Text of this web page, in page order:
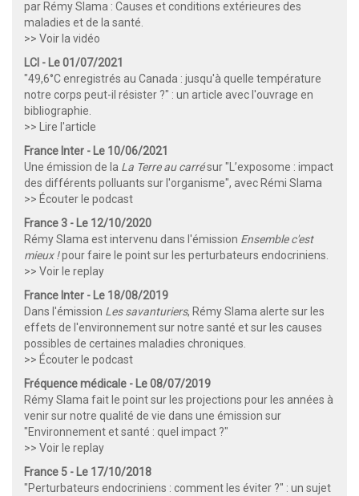
par Rémy Slama : Causes et conditions extérieures des
maladies et de la santé.
>> Voir la vidéo
LCI - Le 01/07/2021
"49,6°C enregistrés au Canada : jusqu'à quelle température
notre corps peut-il résister ?" : un article avec l'ouvrage en
bibliographie.
>> Lire l'article
France Inter - Le 10/06/2021
Une émission de la La Terre au carrésur "L’exposome : impact
des différents polluants sur l'organisme", avec Rémi Slama
>> Écouter le podcast
France 3 - Le 12/10/2020
Rémy Slama est intervenu dans l'émission Ensemble c'est
mieux !pour faire le point sur les perturbateurs endocriniens.
>> Voir le replay
France Inter - Le 18/08/2019
Dans l'émission Les savanturiers, Rémy Slama alerte sur les
effets de l'environnement sur notre santé et sur les causes
possibles de certaines maladies chroniques.
>> Écouter le podcast
Fréquence médicale - Le 08/07/2019
Rémy Slama fait le point sur les projections pour les années à
venir sur notre qualité de vie dans une émission sur
"Environnement et santé : quel impact ?"
>> Voir le replay
France 5 - Le 17/10/2018
"Perturbateurs endocriniens : comment les éviter ?" : un sujet